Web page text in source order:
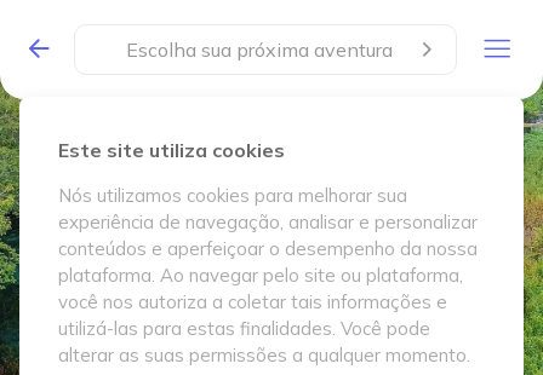
Este site utiliza cookies
Nós utilizamos cookies para melhorar sua
experiência de navegação, analisar e personalizar
conteúdos e aperfeiçoar o desempenho da nossa
plataforma. Ao navegar pelo site ou plataforma,
você nos autoriza a coletar tais informações e
utilizá-las para estas finalidades. Você pode
alterar as suas permissões a qualquer momento.
Escolha sua próxima aventura